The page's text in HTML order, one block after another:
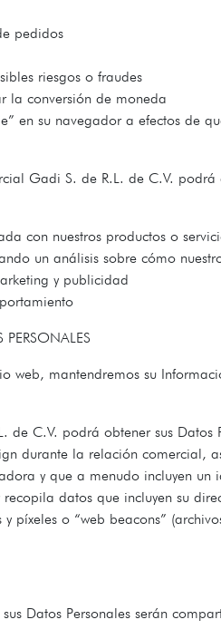
pedidos
riesgos o fraudes
la conversión de moneda
en su navegador a efectos de
Gadi S. de R.L. de C.V.
con nuestros productos o
un análisis sobre cómo
y publicidad
web, mantendremos su
C.V. podrá obtener sus
durante la relación
y que a menudo incluyen
datos que incluyen su
píxeles o “web beacons”
Datos Personales serán